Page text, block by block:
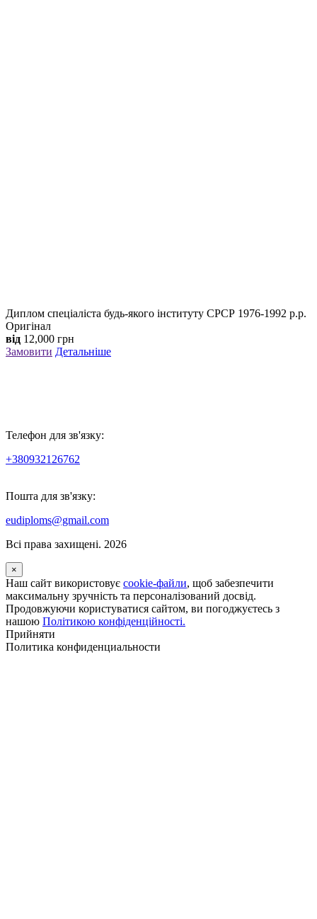
Диплом спеціаліста будь-якого інституту СРСР 1976-1992 р.р.
Оригінал
від 12,000 грн
Замовити Детальніше
Телефон для зв'язку:
+380932126762
Пошта для зв'язку:
eudiploms@gmail.com
Всі права захищені. 2026
×
Наш сайт використовує cookie-файли, щоб забезпечити
максимальну зручність та персоналізований досвід.
Продовжуючи користуватися сайтом, ви погоджуєтесь з
нашою Політикою конфіденційності.
Прийняти
Политика конфиденциальности